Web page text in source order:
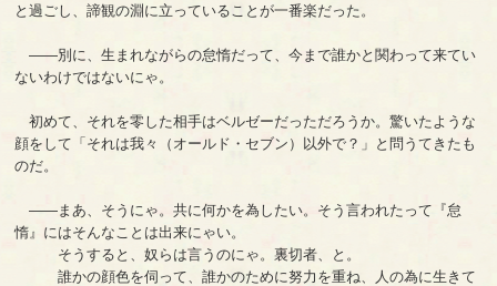
と過ごし、諦観の淵に立っていることが一番楽だった。
――別に、生まれながらの怠惰だって、今まで誰かと関わって来てい
ないわけではないにゃ。
初めて、それを零した相手はベルゼーだっただろうか。驚いたような
顔をして「それは我々（オールド・セブン）以外で？」と問うてきたも
のだ。
――まあ、そうにゃ。共に何かを為したい。そう言われたって『怠
惰』にはそんなことは出来にゃい。
そうすると、奴らは言うのにゃ。裏切者、と。
誰かの顔色を伺って、誰かのために努力を重ね、人の為に生きて